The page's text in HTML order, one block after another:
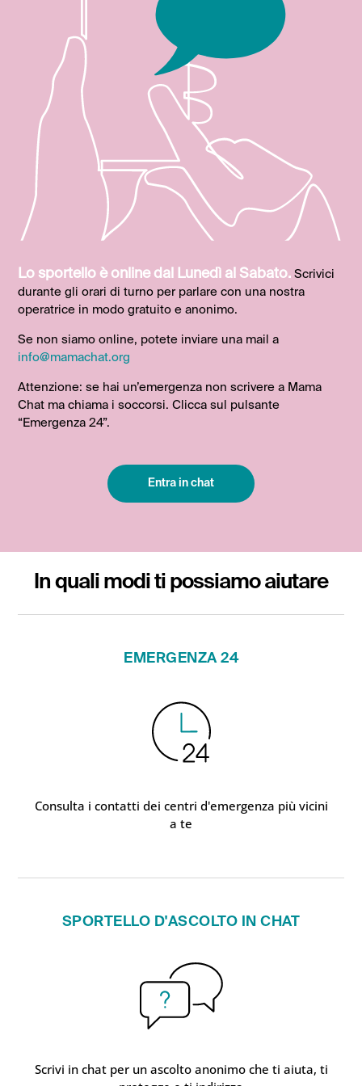
Lo sportello è online dal Lunedì al Sabato.Scrivici
durante gli orari di turno per parlare con una nostra
operatrice in modo gratuito e anonimo.
Se non siamo online, potete inviare una mail a
info@mamachat.org
Attenzione: se hai un’emergenza non scrivere a Mama
Chat ma chiama i soccorsi. Clicca sul pulsante
“Emergenza 24”.
Entra in chat
In quali modi ti possiamo aiutare
EMERGENZA 24
Consulta i contatti dei centri d'emergenza più vicini
a te
SPORTELLO D'ASCOLTO IN CHAT
Scrivi in chat per un ascolto anonimo che ti aiuta, ti